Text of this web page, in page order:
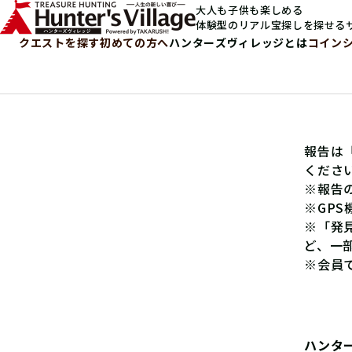
大人も子供も楽しめる
体験型のリアル宝探しを探せる
クエストを探す初めての方へハンターズヴィレッジとはコイン
報告は
くださ
※報告
※GPS
※「発
ど、一
※会員
ハンタ